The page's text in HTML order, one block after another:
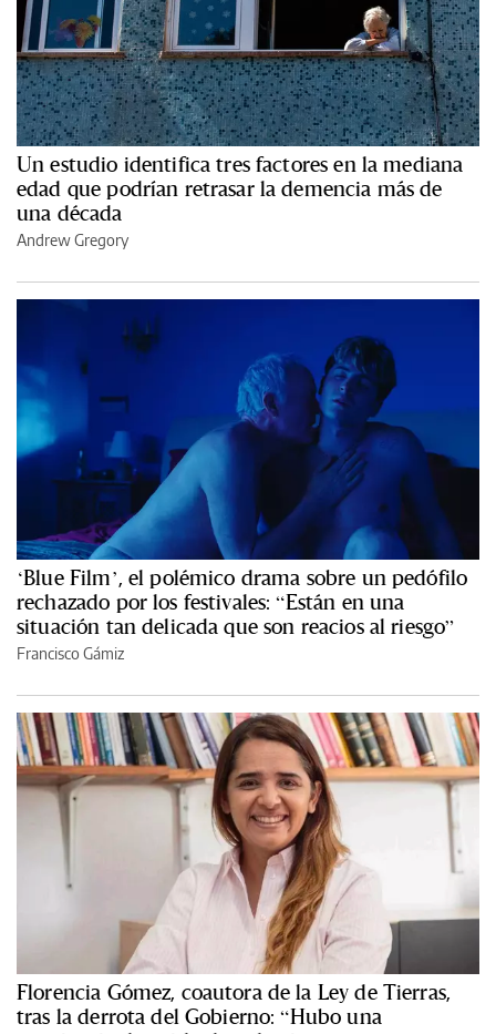
Un estudio identifica tres factores en la mediana
edad que podrían retrasar la demencia más de
una década
Andrew Gregory
‘Blue Film’, el polémico drama sobre un pedófilo
rechazado por los festivales: “Están en una
situación tan delicada que son reacios al riesgo”
Francisco Gámiz
Florencia Gómez, coautora de la Ley de Tierras,
tras la derrota del Gobierno: “Hubo una